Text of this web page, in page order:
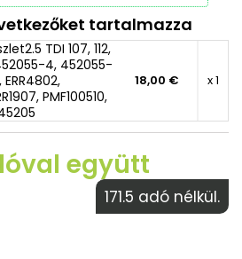
tartalmazza
TDI 107, 112,
452055-4, 452055-
PMF100510,
18,00 € x 1
együtt
171.5 adó nélkül.